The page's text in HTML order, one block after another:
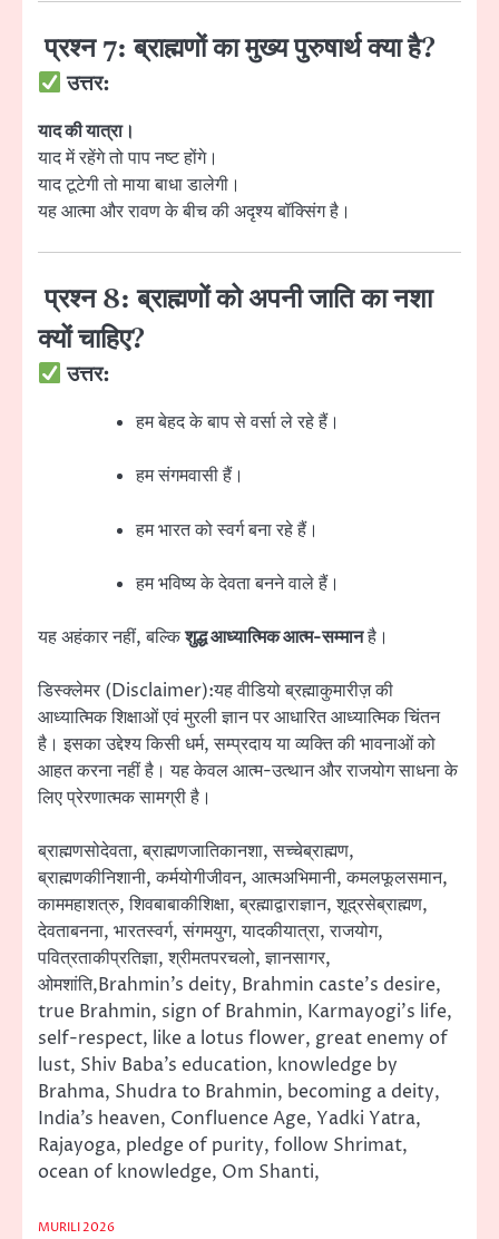
प्रश्न 7: ब्राह्मणों का मुख्य पुरुषार्थ क्या है?
उत्तर:
याद की यात्रा।
याद में रहेंगे तो पाप नष्ट होंगे।
याद टूटेगी तो माया बाधा डालेगी।
यह आत्मा और रावण के बीच की अदृश्य बॉक्सिंग है।
प्रश्न 8: ब्राह्मणों को अपनी जाति का नशा
क्यों चाहिए?
उत्तर:
हम बेहद के बाप से वर्सा ले रहे हैं।
हम संगमवासी हैं।
हम भारत को स्वर्ग बना रहे हैं।
हम भविष्य के देवता बनने वाले हैं।
यह अहंकार नहीं, बल्किशुद्ध आध्यात्मिक आत्म-सम्मानहै।
डिस्क्लेमर (Disclaimer):यह वीडियो ब्रह्माकुमारीज़ की
आध्यात्मिक शिक्षाओं एवं मुरली ज्ञान पर आधारित आध्यात्मिक चिंतन
है। इसका उद्देश्य किसी धर्म, सम्प्रदाय या व्यक्ति की भावनाओं को
आहत करना नहीं है। यह केवल आत्म-उत्थान और राजयोग साधना के
लिए प्रेरणात्मक सामग्री है।
ब्राह्मणसोदेवता, ब्राह्मणजातिकानशा, सच्चेब्राह्मण,
ब्राह्मणकीनिशानी, कर्मयोगीजीवन, आत्मअभिमानी, कमलफूलसमान,
काममहाशत्रु, शिवबाबाकीशिक्षा, ब्रह्माद्वाराज्ञान, शूद्रसेब्राह्मण,
देवताबनना, भारतस्वर्ग, संगमयुग, यादकीयात्रा, राजयोग,
पवित्रताकीप्रतिज्ञा, श्रीमतपरचलो, ज्ञानसागर,
ओमशांति,Brahmin’s deity, Brahmin caste’s desire,
true Brahmin, sign of Brahmin, Karmayogi’s life,
self-respect, like a lotus flower, great enemy of
lust, Shiv Baba’s education, knowledge by
Brahma, Shudra to Brahmin, becoming a deity,
India’s heaven, Confluence Age, Yadki Yatra,
Rajayoga, pledge of purity, follow Shrimat,
ocean of knowledge, Om Shanti,
MURILI 2026